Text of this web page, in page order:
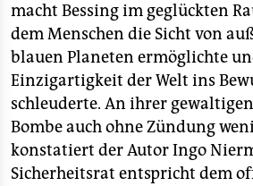
macht Bessing im geglückten
dem Menschen die Sicht von
blauen Planeten ermöglichte
Einzigartigkeit der Welt ins
schleuderte. An ihrer
Bombe auch ohne Zündung
konstatiert der Autor Ingo
Sicherheitsrat entspricht dem